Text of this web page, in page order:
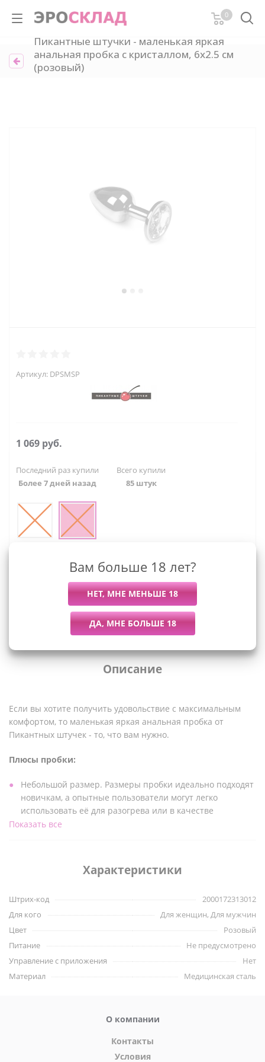
0
Пикантные штучки - маленькая яркая
анальная пробка с кристаллом, 6х2.5 см
(розовый)
Артикул: DPSMSP
1 069 руб.
Последний раз купили
Более 7 дней назад
Всего купили
85 штук
Мы работаем с организациями и ИП.
Войти, чтобы увидеть оптовые цены
Описание
Если вы хотите получить удовольствие с максимальным
комфортом, то маленькая яркая анальная пробка от
Пикантных штучек - то, что вам нужно.
Плюсы пробки:
Небольшой размер. Размеры пробки идеально подходят
новичкам, а опытные пользователи могут легко
использовать её для разогрева или в качестве
пикантного украшения.
притягивает посторонние запахи, её легко мыть и даже
дезинфицировать. С ней можно
Приятный дизайн. Яркий и необычный окрас пробки
привлечёт внимание и порадует эстета внутри вас.
Кристал в основании станет именно той пикантной
деталью, которая превратит обычный секс в целое
представление.
Абсолютно безопасная. Узкий удлиненный кончик этой
принимать любые позы - она абсолютно гладкая, не
имеет заостренных углов, и в любом положении
ощущается естественно!
Показать все
Характеристики
Штрих-код
2000172313012
Для кого
Для женщин, Для мужчин
Цвет
Розовый
Питание
Не предусмотрено
Управление с приложения
Нет
Материал
Медицинская сталь
О компании
Контакты
Условия
Вам больше 18 лет?